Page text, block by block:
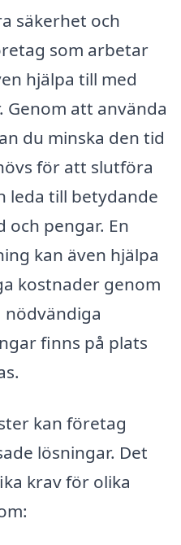
säkerhet och
som arbetar
hjälpa till med
Genom att använda
du minska den tid
för att slutföra
leda till betydande
och pengar. En
kan även hjälpa
kostnader genom
nödvändiga
finns på plats
kan företag
lösningar. Det
krav för olika